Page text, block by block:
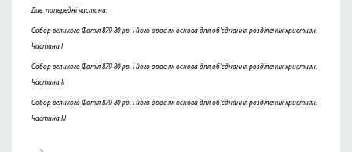
Див. попередні частини:
Собор великого Фотія 879-80 рр. і його орос як основа для об’єднання розділених християн.
Частина I
Собор великого Фотія 879-80 рр. і його орос як основа для об’єднання розділених християн.
Частина ІІ
Собор великого Фотія 879-80 рр. і його орос як основа для об’єднання розділених християн.
Частина ІІІ